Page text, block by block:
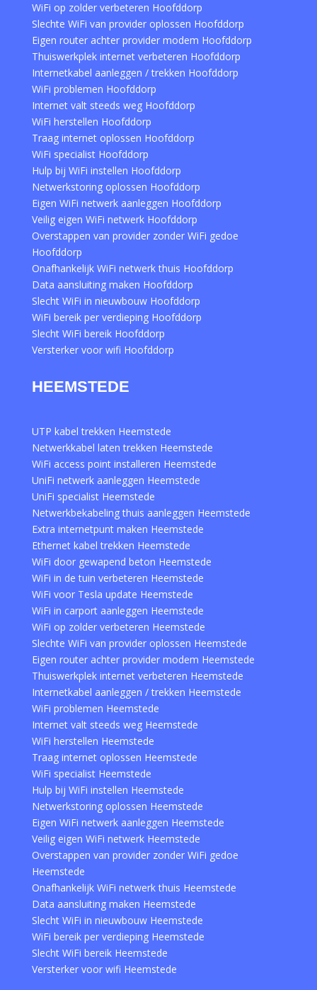
WiFi op zolder verbeteren Hoofddorp
Slechte WiFi van provider oplossen Hoofddorp
Eigen router achter provider modem Hoofddorp
Thuiswerkplek internet verbeteren Hoofddorp
Internetkabel aanleggen / trekken Hoofddorp
WiFi problemen Hoofddorp
Internet valt steeds weg Hoofddorp
WiFi herstellen Hoofddorp
Traag internet oplossen Hoofddorp
WiFi specialist Hoofddorp
Hulp bij WiFi instellen Hoofddorp
Netwerkstoring oplossen Hoofddorp
Eigen WiFi netwerk aanleggen Hoofddorp
Veilig eigen WiFi netwerk Hoofddorp
Overstappen van provider zonder WiFi gedoe
Hoofddorp
Onafhankelijk WiFi netwerk thuis Hoofddorp
Data aansluiting maken Hoofddorp
Slecht WiFi in nieuwbouw Hoofddorp
WiFi bereik per verdieping Hoofddorp
Slecht WiFi bereik Hoofddorp
Versterker voor wifi Hoofddorp
HEEMSTEDE
UTP kabel trekken Heemstede
Netwerkkabel laten trekken Heemstede
WiFi access point installeren Heemstede
UniFi netwerk aanleggen Heemstede
UniFi specialist Heemstede
Netwerkbekabeling thuis aanleggen Heemstede
Extra internetpunt maken Heemstede
Ethernet kabel trekken Heemstede
WiFi door gewapend beton Heemstede
WiFi in de tuin verbeteren Heemstede
WiFi voor Tesla update Heemstede
WiFi in carport aanleggen Heemstede
WiFi op zolder verbeteren Heemstede
Slechte WiFi van provider oplossen Heemstede
Eigen router achter provider modem Heemstede
Thuiswerkplek internet verbeteren Heemstede
Internetkabel aanleggen / trekken Heemstede
WiFi problemen Heemstede
Internet valt steeds weg Heemstede
WiFi herstellen Heemstede
Traag internet oplossen Heemstede
WiFi specialist Heemstede
Hulp bij WiFi instellen Heemstede
Netwerkstoring oplossen Heemstede
Eigen WiFi netwerk aanleggen Heemstede
Veilig eigen WiFi netwerk Heemstede
Overstappen van provider zonder WiFi gedoe
Heemstede
Onafhankelijk WiFi netwerk thuis Heemstede
Data aansluiting maken Heemstede
Slecht WiFi in nieuwbouw Heemstede
WiFi bereik per verdieping Heemstede
Slecht WiFi bereik Heemstede
Versterker voor wifi Heemstede